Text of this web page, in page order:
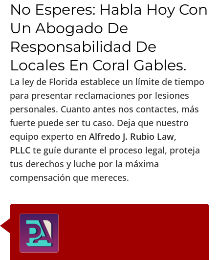
No Esperes: Habla Hoy Con
Un Abogado De
Responsabilidad De
Locales En Coral Gables.
La ley de Florida establece un límite de tiempo
para presentar reclamaciones por lesiones
personales. Cuanto antes nos contactes, más
fuerte puede ser tu caso. Deja que nuestro
equipo experto en Alfredo J. Rubio Law,
PLLC te guíe durante el proceso legal, proteja
tus derechos y luche por la máxima
compensación que mereces.